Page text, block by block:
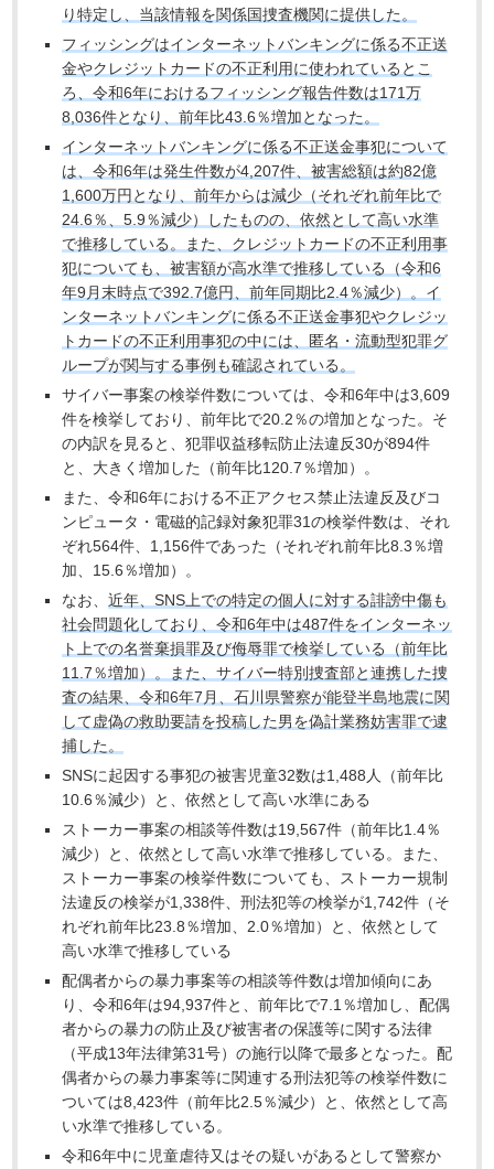
り特定し、当該情報を関係国捜査機関に提供した。
フィッシングはインターネットバンキングに係る不正送
金やクレジットカードの不正利用に使われているとこ
ろ、令和6年におけるフィッシング報告件数は171万
8,036件となり、前年比43.6％増加となった。
インターネットバンキングに係る不正送金事犯について
は、令和6年は発生件数が4,207件、被害総額は約82億
1,600万円となり、前年からは減少（それぞれ前年比で
24.6％、5.9％減少）したものの、依然として高い水準
で推移している。また、クレジットカードの不正利用事
犯についても、被害額が高水準で推移している（令和6
年9月末時点で392.7億円、前年同期比2.4％減少）。イ
ンターネットバンキングに係る不正送金事犯やクレジッ
トカードの不正利用事犯の中には、匿名・流動型犯罪グ
ループが関与する事例も確認されている。
サイバー事案の検挙件数については、令和6年中は3,609
件を検挙しており、前年比で20.2％の増加となった。そ
の内訳を見ると、犯罪収益移転防止法違反30が894件
と、大きく増加した（前年比120.7％増加）。
また、令和6年における不正アクセス禁止法違反及びコ
ンピュータ・電磁的記録対象犯罪31の検挙件数は、それ
ぞれ564件、1,156件であった（それぞれ前年比8.3％増
加、15.6％増加）。
なお、近年、SNS上での特定の個人に対する誹謗中傷も
社会問題化しており、令和6年中は487件をインターネッ
ト上での名誉棄損罪及び侮辱罪で検挙している（前年比
11.7％増加）。また、サイバー特別捜査部と連携した捜
査の結果、令和6年7月、石川県警察が能登半島地震に関
して虚偽の救助要請を投稿した男を偽計業務妨害罪で逮
捕した。
SNSに起因する事犯の被害児童32数は1,488人（前年比
10.6％減少）と、依然として高い水準にある
ストーカー事案の相談等件数は19,567件（前年比1.4％
減少）と、依然として高い水準で推移している。また、
ストーカー事案の検挙件数についても、ストーカー規制
法違反の検挙が1,338件、刑法犯等の検挙が1,742件（そ
れぞれ前年比23.8％増加、2.0％増加）と、依然として
高い水準で推移している
配偶者からの暴力事案等の相談等件数は増加傾向にあ
り、令和6年は94,937件と、前年比で7.1％増加し、配偶
者からの暴力の防止及び被害者の保護等に関する法律
（平成13年法律第31号）の施行以降で最多となった。配
偶者からの暴力事案等に関連する刑法犯等の検挙件数に
ついては8,423件（前年比2.5％減少）と、依然として高
い水準で推移している。
令和6年中に児童虐待又はその疑いがあるとして警察か